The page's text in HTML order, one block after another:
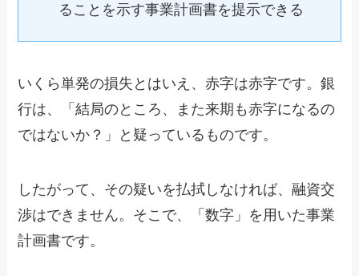
ることを示す事業計画書を提示できる
いくら単発の損失とはいえ、赤字は赤字です。銀
行は、「結局のところ、また来期も赤字になるの
ではないか？」と疑っているものです。
したがって、その疑いを払拭しなければ、融資交
渉はできません。そこで、「数字」を用いた事業
計画書です。